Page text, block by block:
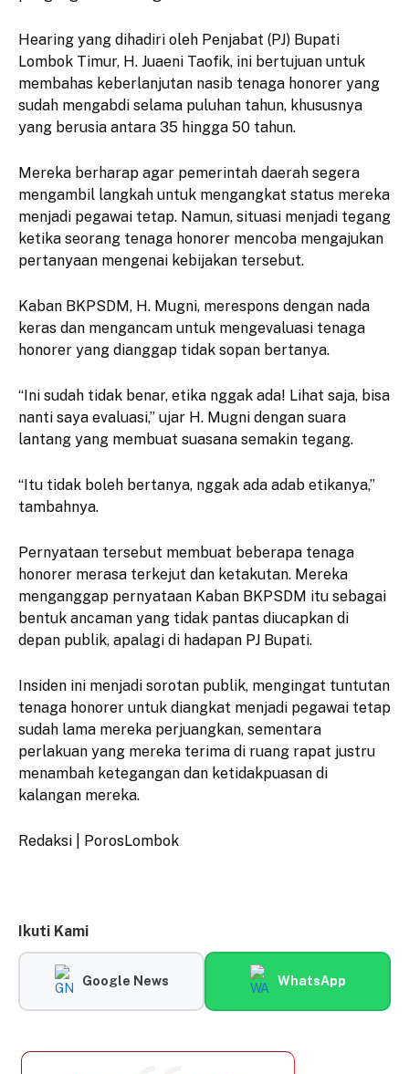
Hearing yang dihadiri oleh Penjabat (PJ) Bupati
Lombok Timur, H. Juaeni Taofik, ini bertujuan untuk
membahas keberlanjutan nasib tenaga honorer yang
sudah mengabdi selama puluhan tahun, khususnya
yang berusia antara 35 hingga 50 tahun.
Mereka berharap agar pemerintah daerah segera
mengambil langkah untuk mengangkat status mereka
menjadi pegawai tetap. Namun, situasi menjadi tegang
ketika seorang tenaga honorer mencoba mengajukan
pertanyaan mengenai kebijakan tersebut.
Kaban BKPSDM, H. Mugni, merespons dengan nada
keras dan mengancam untuk mengevaluasi tenaga
honorer yang dianggap tidak sopan bertanya.
“Ini sudah tidak benar, etika nggak ada! Lihat saja, bisa
nanti saya evaluasi,” ujar H. Mugni dengan suara
lantang yang membuat suasana semakin tegang.
“Itu tidak boleh bertanya, nggak ada adab etikanya,”
tambahnya.
Pernyataan tersebut membuat beberapa tenaga
honorer merasa terkejut dan ketakutan. Mereka
menganggap pernyataan Kaban BKPSDM itu sebagai
bentuk ancaman yang tidak pantas diucapkan di
depan publik, apalagi di hadapan PJ Bupati.
Insiden ini menjadi sorotan publik, mengingat tuntutan
tenaga honorer untuk diangkat menjadi pegawai tetap
sudah lama mereka perjuangkan, sementara
perlakuan yang mereka terima di ruang rapat justru
menambah ketegangan dan ketidakpuasan di
kalangan mereka.
Redaksi | PorosLombok
Ikuti Kami
Google News WhatsApp